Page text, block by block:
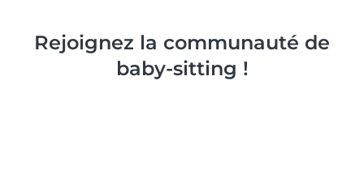
Rejoignez la communauté de
baby-sitting !